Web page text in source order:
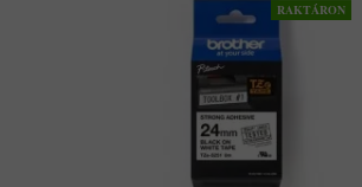
RAKTÁRON